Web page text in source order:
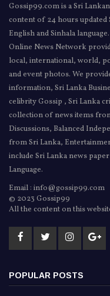
Gossip99.com is a Sri
content of 24 hours
English and Sinhala
Online News Network
local, international, world,
and event photos. We
information, Sri Lanka
celibrity Gossip , Sri Lanka
collection of news items
Discussions, Balanced
from Sri Lanka,
include Sri Lanka news
Language.
Email : info@gossip99.com
© 2023 Gossip99
All the content on this
POPULAR POSTS